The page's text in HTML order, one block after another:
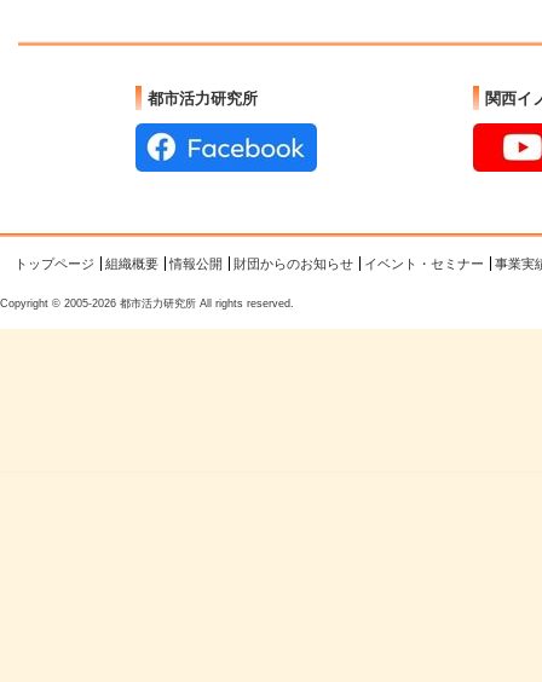
都市活力研究所 関西イ
トップページ 組織概要 情報公開 財団からのお知らせ イベント・セミナー 事業実
Copyright © 2005-2026 都市活力研究所 All rights reserved.